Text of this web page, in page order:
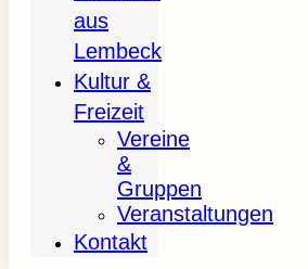
aus
Lembeck
Kultur &
Freizeit
Vereine
&
Gruppen
Veranstaltungen
Kontakt